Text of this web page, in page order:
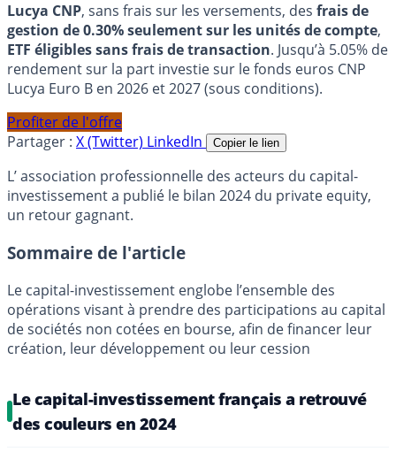
Lucya CNP, sans frais sur les versements, des frais de
gestion de 0.30% seulement sur les unités de compte,
ETF éligibles sans frais de transaction. Jusqu’à 5.05% de
rendement sur la part investie sur le fonds euros CNP
Lucya Euro B en 2026 et 2027 (sous conditions).
Profiter de l'offre
Partager : X (Twitter) LinkedIn Copier le lien
L’ association professionnelle des acteurs du capital-
investissement a publié le bilan 2024 du private equity,
un retour gagnant.
Sommaire de l'article
Le capital-investissement englobe l’ensemble des
opérations visant à prendre des participations au capital
de sociétés non cotées en bourse, afin de financer leur
création, leur développement ou leur cession
Le capital-investissement français a retrouvé
des couleurs en 2024